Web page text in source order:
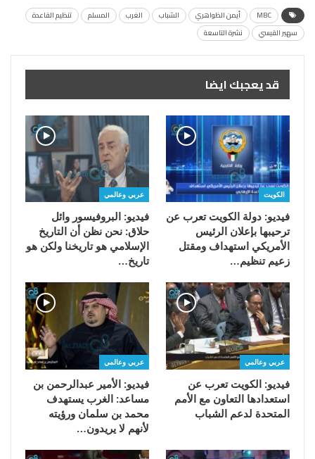
MBC أيمن الظواهري الشباب الغرب المسلم
تنظيم القاعدة
سهير القيسي
نشرة التاسعة
قد يعجبك ايضا
الكويت
فيديو: دولة الكويت تعرب عن
ترحيبها بإعلان الرئيس
الأمريكي استهداف ومقتل
زعيم تنظيم…
عربي وعالمي
فيديو: البروفيسور وائل
حلاق: نحن نظن أن التاريخ
الإسلامي هو تاريخنا ولكن هو
تاريخ…
عربي وعالمي
فيديو: الكويت تعرب عن
استعدادها التعاون مع الأمم
المتحدة لدعم الشباب
عربي وعالمي
فيديو: الأمير عبدالرحمن بن
مساعد: الغرب يستهدف
محمد بن سلمان ورؤيته
لأنهم لا يريدون…